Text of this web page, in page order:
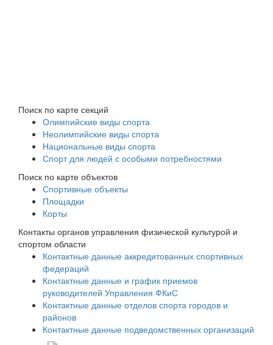
Поиск по карте секций
Олимпийские виды спорта
Неолимпийские виды спорта
Национальные виды спорта
Спорт для людей с особыми потребностями
Поиск по карте объектов
Спортивные объекты
Площадки
Корты
Контакты органов управления физической культурой и
спортом области
Контактные данные аккредитованных спортивных
федераций
Контактные данные и график приемов
руководителей Управления ФКиС
Контактные данные отделов спорта городов и
районов
Контактные данные подведомственных организаций